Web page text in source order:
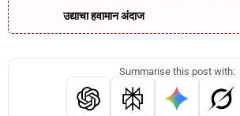
उद्याचा हवामान अंदाज
Summarise this post with: